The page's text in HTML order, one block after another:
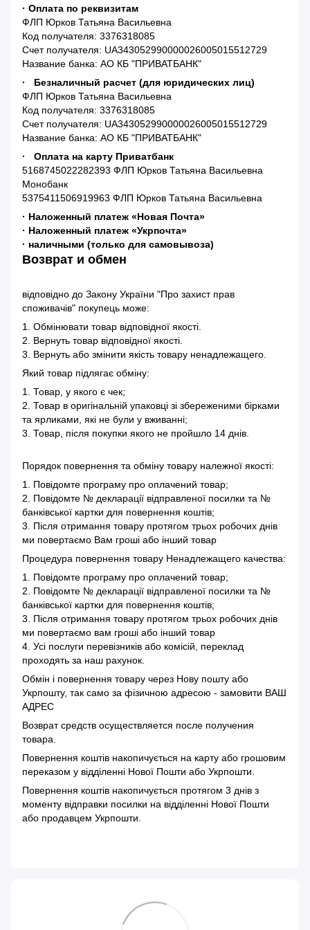
· Оплата по реквизитам
ФЛП Юрков Татьяна Васильевна
Код получателя: 3376318085
Счет получателя: UA343052990000026005015512729
Название банка: АО КБ "ПРИВАТБАНК"
· Безналичный расчет (для юридических лиц)
ФЛП Юрков Татьяна Васильевна
Код получателя: 3376318085
Счет получателя: UA343052990000026005015512729
Название банка: АО КБ "ПРИВАТБАНК"
· Оплата на карту Приватбанк
5168745022282393 ФЛП Юрков Татьяна Васильевна
Монобанк
5375411506919963 ФЛП Юрков Татьяна Васильевна
· Наложенный платеж «Новая Почта»
· Наложенный платеж «Укрпочта»
· наличными (только для самовывоза)
Возврат и обмен
відповідно до Закону України "Про захист прав
споживачів" покупець може:
1. Обмінювати товар відповідної якості.
2. Вернуть товар відповідної якості.
3. Вернуть або змінити якість товару ненадлежащего.
Який товар підлягає обміну:
1. Товар, у якого є чек;
2. Товар в оригінальній упаковці зі збереженими бірками
та ярликами, які не були у вживанні;
3. Товар, після покупки якого не пройшло 14 днів.
Порядок повернення та обміну товару належної якості:
1. Повідомте програму про оплачений товар;
2. Повідомте № декларації відправленої посилки та №
банківської картки для повернення коштів;
3. Після отримання товару протягом трьох робочих днів
ми повертаємо Вам гроші або інший товар
Процедура повернення товару Ненадлежащего качества:
1. Повідомте програму про оплачений товар;
2. Повідомте № декларації відправленої посилки та №
банківської картки для повернення коштів;
3. Після отримання товару протягом трьох робочих днів
ми повертаємо вам гроші або інший товар
4. Усі послуги перевізників або комісій, переклад
проходять за наш рахунок.
Обмін і повернення товару через Нову пошту або
Укрпошту, так само за фізичною адресою - замовити ВАШ
АДРЕС
Возврат средств осуществляется после получения
товара.
Повернення коштів накопичується на карту або грошовим
переказом у відділенні Нової Пошти або Укрпошти.
Повернення коштів накопичується протягом 3 днів з
моменту відправки посилки на відділенні Нової Пошти
або продавцем Укрпошти.